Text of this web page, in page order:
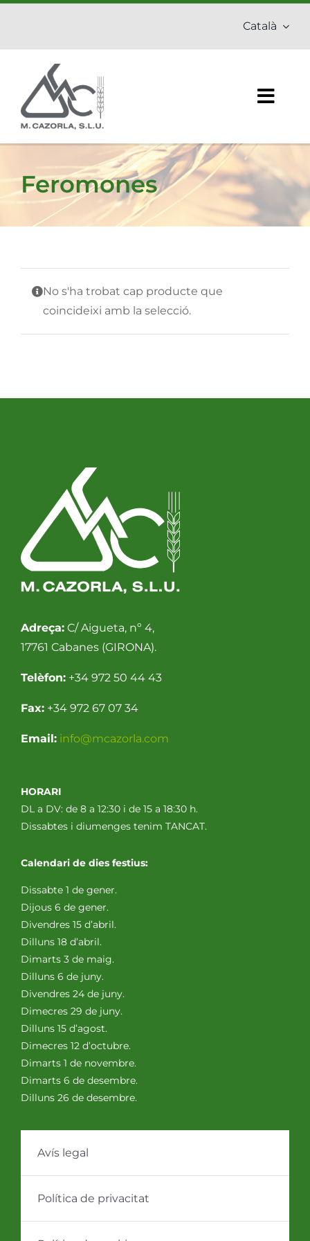
content
Català
Inici
Empresa
Adobs
Contacte
Feromones
No s'ha trobat cap producte que
coincideixi amb la selecció.
Adreça:C/ Aigueta, nº 4,
17761 Cabanes (GIRONA).
Telèfon:+34 972 50 44 43
Fax:+34 972 67 07 34
Email: info@mcazorla.com
HORARI
DL a DV: de 8 a 12:30 i de 15 a 18:30 h.
Dissabtes i diumenges tenim TANCAT.
Calendari de dies festius:
Dissabte 1 de gener.
Dijous 6 de gener.
Divendres 15 d’abril.
Dilluns 18 d’abril.
Dimarts 3 de maig.
Dilluns 6 de juny.
Divendres 24 de juny.
Dimecres 29 de juny.
Dilluns 15 d’agost.
Dimecres 12 d’octubre.
Dimarts 1 de novembre.
Dimarts 6 de desembre.
Dilluns 26 de desembre.
Avís legal
Política de privacitat